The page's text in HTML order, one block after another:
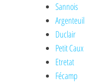
Sannois
Argenteuil
Duclair
Petit Caux
Etretat
Fécamp